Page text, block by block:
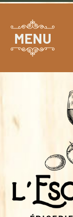
MENU